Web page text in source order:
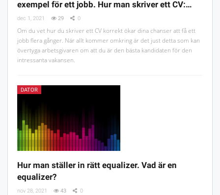
exempel för ett jobb. Hur man skriver ett CV:…
dec 1, 2021 29 0
Om du vet hur du skriver ett CV korrekt ökar dina chanser att få ett
jobb flera gånger. När allt kommer omkring är det just detta som kan
övertyga arbetsgivaren om att du är den bästa kandidaten för den
intressanta vakansen.
DATOR
Hur man ställer in rätt equalizer. Vad är en
equalizer?
nov 28, 2021 43 0